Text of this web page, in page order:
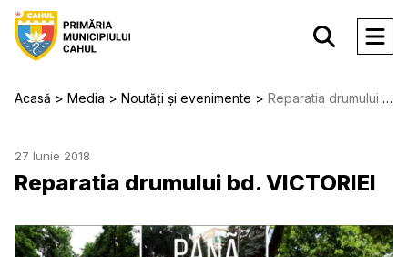
Acasă Media Noutăți și evenimente Reparatia drumului bd. VICTORIEI
27 Iunie 2018
Reparatia drumului bd. VICTORIEI